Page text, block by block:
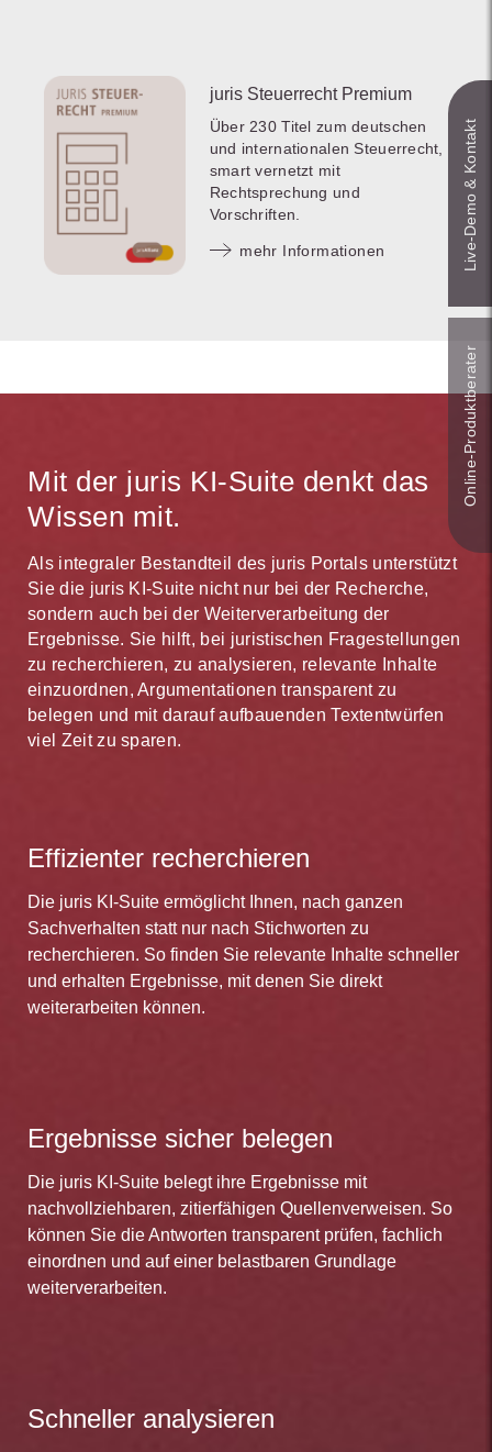
juris Steuerrecht Premium
Über 230 Titel zum deutschen
und internationalen Steuerrecht,
smart vernetzt mit
Rechtsprechung und
Vorschriften.
mehr Informationen
Mit der juris KI-Suite denkt das
Wissen mit.
Als integraler Bestandteil des juris Portals unterstützt
Sie die juris KI-Suite nicht nur bei der Recherche,
sondern auch bei der Weiterverarbeitung der
Ergebnisse. Sie hilft, bei juristischen Fragestellungen
zu recherchieren, zu analysieren, relevante Inhalte
einzuordnen, Argumentationen transparent zu
belegen und mit darauf aufbauenden Textentwürfen
viel Zeit zu sparen.
Effizienter recherchieren
Die juris KI-Suite ermöglicht Ihnen, nach ganzen
Sachverhalten statt nur nach Stichworten zu
recherchieren. So finden Sie relevante Inhalte schneller
und erhalten Ergebnisse, mit denen Sie direkt
weiterarbeiten können.
Ergebnisse sicher belegen
Die juris KI-Suite belegt ihre Ergebnisse mit
nachvollziehbaren, zitierfähigen Quellenverweisen. So
können Sie die Antworten transparent prüfen, fachlich
einordnen und auf einer belastbaren Grundlage
weiterverarbeiten.
Schneller analysieren
Live‑Demo & Kontakt
Online-Produkt­berater